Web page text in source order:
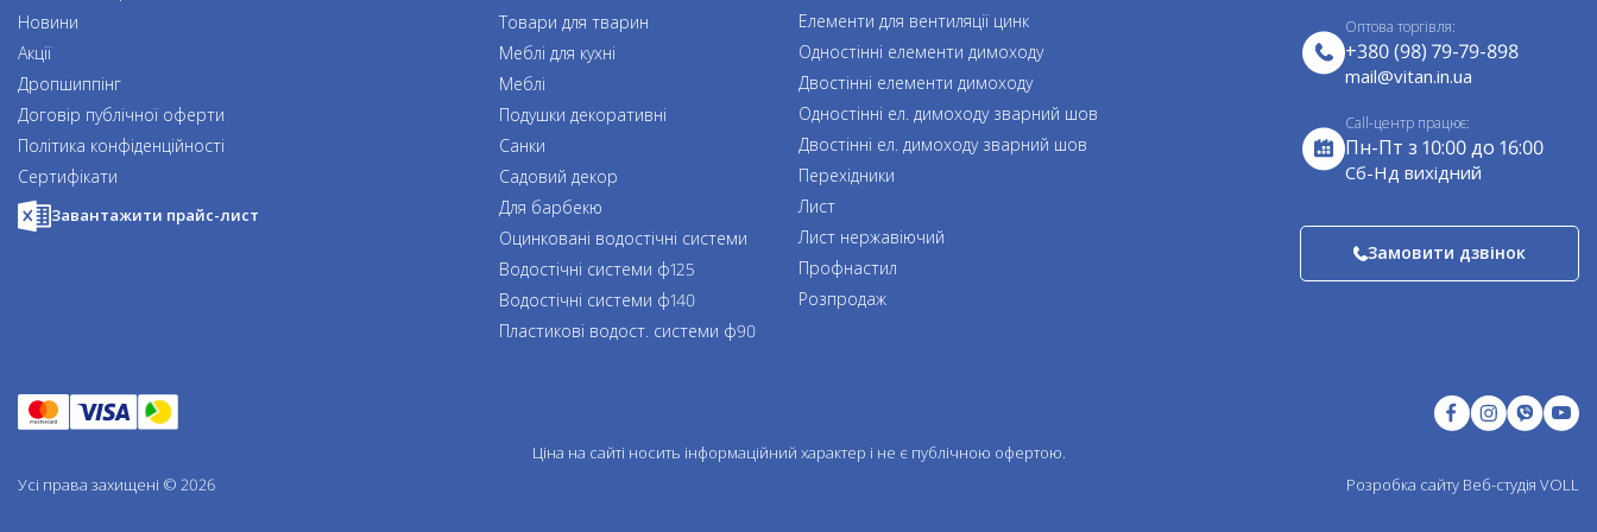
Новини
Акції
Дропшиппінг
Договір публічної оферти
Політика конфіденційності
Сертифікати
Завантажити прайс-лист
Товари для тварин
Меблі для кухні
Меблі
Подушки декоративні
Санки
Садовий декор
Для барбекю
Оцинковані водостічні системи
Водостічні системи ф125
Водостічні системи ф140
Пластикові водост. системи ф90
Елементи для вентиляції цинк
Одностінні елементи димоходу
Двостінні елементи димоходу
Одностінні ел. димоходу зварний шов
Двостінні ел. димоходу зварний шов
Перехідники
Лист
Лист нержавіючий
Профнастил
Розпродаж
Оптова торгівля:
+380 (98) 79-79-898
mail@vitan.in.ua
Call-центр працює:
Пн-Пт з 10:00 до 16:00
Cб-Нд вихідний
Замовити дзвінок
Ціна на сайті носить інформаційний характер і не є публічною офертою.
Усі права захищені © 2026
Розробка сайту Веб-студія VOLL